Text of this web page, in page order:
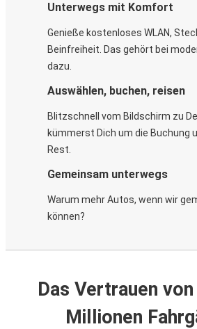
Unterwegs mit Komfort
Genieße kostenloses WLAN,
Beinfreiheit. Das gehört bei
dazu.
Auswählen, buchen, reisen
Blitzschnell vom Bildschirm zu
kümmerst Dich um die Buchung
Rest.
Gemeinsam unterwegs
Warum mehr Autos, wenn wir
können?
Das Vertrauen
Millionen